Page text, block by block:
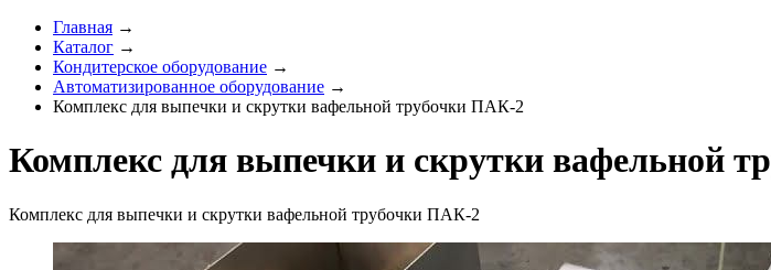
Главная →
Каталог →
Кондитерское оборудование →
Автоматизированное оборудование →
Комплекс для выпечки и скрутки вафельной трубочки ПАК-2
Комплекс для выпечки и скрутки вафельной
Комплекс для выпечки и скрутки вафельной трубочки ПАК-2